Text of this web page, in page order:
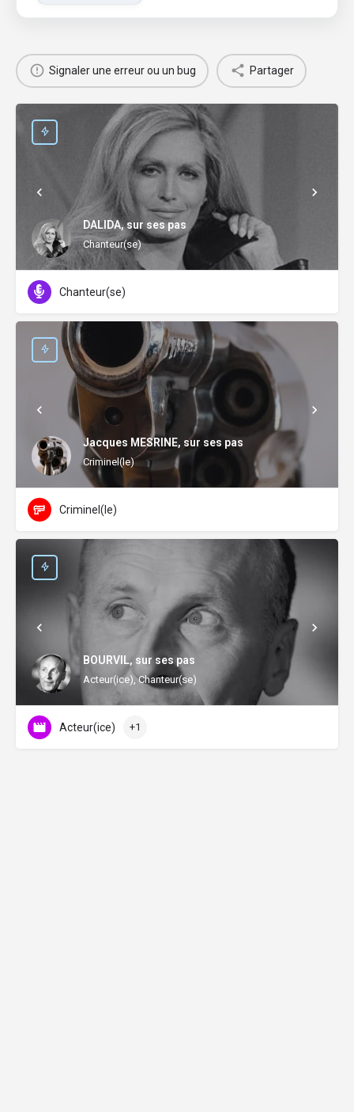
Signaler une erreur ou un bug Partager
DALIDA, sur ses pas
Chanteur(se)
Chanteur(se)
Jacques MESRINE, sur ses pas
Criminel(le)
Criminel(le)
BOURVIL, sur ses pas
Acteur(ice), Chanteur(se)
Acteur(ice) +1